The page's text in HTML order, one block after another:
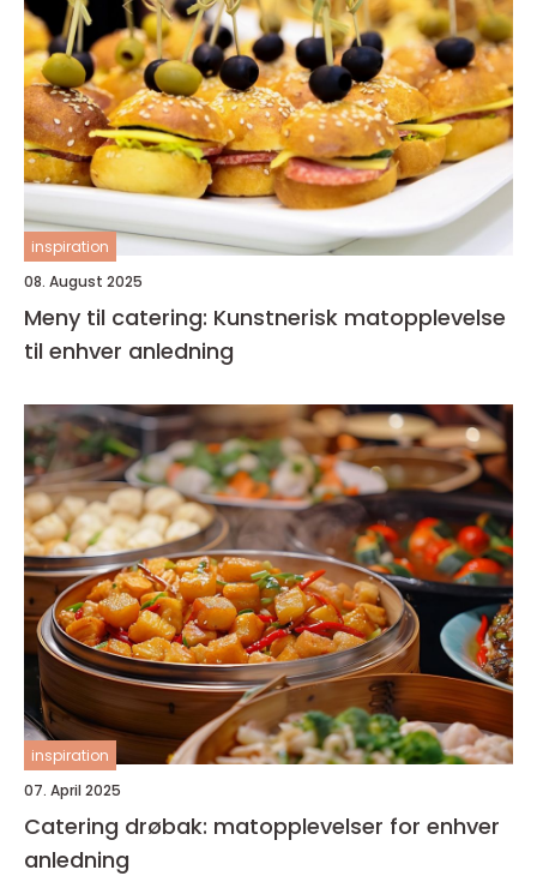
inspiration
08. August 2025
Meny til catering: Kunstnerisk matopplevelse
til enhver anledning
inspiration
07. April 2025
Catering drøbak: matopplevelser for enhver
anledning